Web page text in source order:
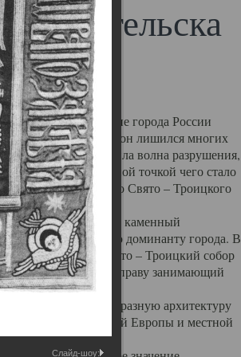
другие губернские города России
результате которых он лишился многих
ударила волна разрушения,
–х годов. Отправной точкой чего стало
кафедрального Свято – Троицкого
величественный каменный
градостроительную доминанту города. В
до разрушения Свято – Троицкий собор
Архангельска, по праву занимающий
Архангельска.
яркую и своеобразную архитектуру
России, Западной Европы и местной
Слайд-шоу: